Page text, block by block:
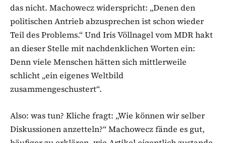
das nicht. Machowecz widerspricht: „Denen den
politischen Antrieb abzusprechen ist schon wieder
Teil des Problems.“ Und Iris Völlnagel vom MDR hakt
an dieser Stelle mit nachdenklichen Worten ein:
Denn viele Menschen hätten sich mittlerweile
schlicht „ein eigenes Weltbild
zusammengeschustert“.
Also: was tun? Kliche fragt: „Wie können wir selber
Diskussionen anzetteln?“ Machowecz fände es gut,